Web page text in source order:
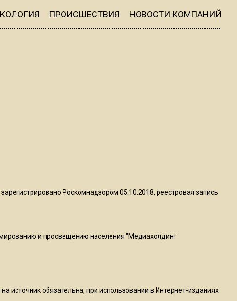
литров дождя на
В Подмосковье прекратили
гражданство 88 человек и
20:56
ПРОИСШЕСТВИЯ НОВОСТИ КОМПАНИЙ
Роскомнадзором 05.10.2018, реестровая запись
и просвещению населения "Медиахолдинг
источник обязательна, при использовании в Интернет-изданиях